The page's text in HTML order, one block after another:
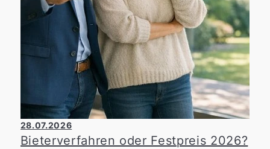
28.07.2026
Bieterverfahren oder Festpreis 2026?